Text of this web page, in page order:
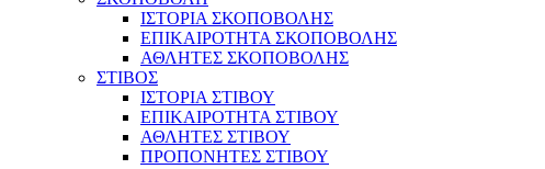
ΙΣΤΟΡΙΑ ΣΚΟΠΟΒΟΛΗΣ
ΕΠΙΚΑΙΡΟΤΗΤΑ ΣΚΟΠΟΒΟΛΗΣ
ΑΘΛΗΤΕΣ ΣΚΟΠΟΒΟΛΗΣ
ΣΤΙΒΟΣ
ΙΣΤΟΡΙΑ ΣΤΙΒΟΥ
ΕΠΙΚΑΙΡΟΤΗΤΑ ΣΤΙΒΟΥ
ΑΘΛΗΤΕΣ ΣΤΙΒΟΥ
ΠΡΟΠΟΝΗΤΕΣ ΣΤΙΒΟΥ